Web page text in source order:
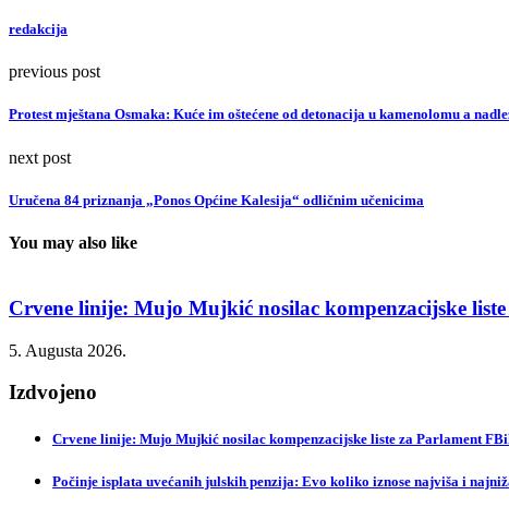
redakcija
previous post
Protest mještana Osmaka: Kuće im oštećene od detonacija u kamenolomu a
next post
Uručena 84 priznanja „Ponos Općine Kalesija“ odličnim učenicima
You may also like
Crvene linije: Mujo Mujkić nosilac kompenzacijske liste
5. Augusta 2026.
Izdvojeno
Crvene linije: Mujo Mujkić nosilac kompenzacijske liste za Parlament
Počinje isplata uvećanih julskih penzija: Evo koliko iznose najviša i